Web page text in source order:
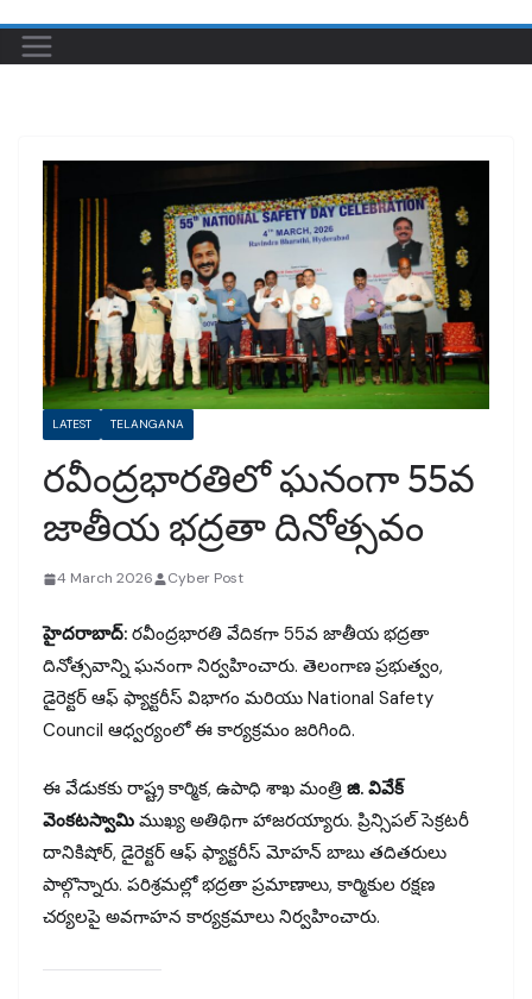
LATEST TELANGANA
రవీంద్రభారతిలో ఘనంగా 55వ
జాతీయ భద్రతా దినోత్సవం
4 March 2026 Cyber Post
హైదరాబాద్: రవీంద్రభారతి వేదికగా 55వ జాతీయ భద్రతా
దినోత్సవాన్ని ఘనంగా నిర్వహించారు. తెలంగాణ ప్రభుత్వం,
డైరెక్టర్ ఆఫ్ ఫ్యాక్టరీస్ విభాగం మరియు National Safety
Council ఆధ్వర్యంలో ఈ కార్యక్రమం జరిగింది.
ఈ వేడుకకు రాష్ట్ర కార్మిక, ఉపాధి శాఖ మంత్రి జి. వివేక్
వెంకటస్వామి ముఖ్య అతిథిగా హాజరయ్యారు. ప్రిన్సిపల్ సెక్రటరీ
దానికిషోర్, డైరెక్టర్ ఆఫ్ ఫ్యాక్టరీస్ మోహన్ బాబు తదితరులు
పాల్గొన్నారు. పరిశ్రమల్లో భద్రతా ప్రమాణాలు, కార్మికుల రక్షణ
చర్యలపై అవగాహన కార్యక్రమాలు నిర్వహించారు.